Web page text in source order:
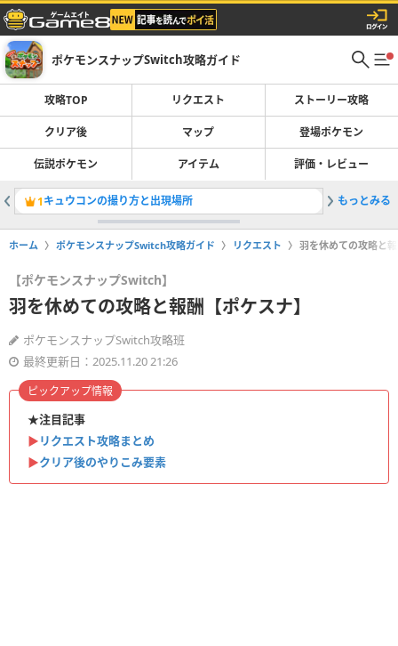
ポケモンスナップSwitch攻略ガイド
攻略TOP リクエスト ストーリー攻略
クリア後 マップ 登場ポケモン
伝説ポケモン アイテム 評価・レビュー
1キュウコンの撮り方と出現場所 2くっつ
もっとみる
ホーム ポケモンスナップSwitch攻略ガイド リクエスト 羽を休めての攻略と
【ポケモンスナップSwitch】
羽を休めての攻略と報酬【ポケスナ】
ポケモンスナップSwitch攻略班
最終更新日：2025.11.20 21:26
★注目記事
▶︎リクエスト攻略まとめ
▶︎クリア後のやりこみ要素
ピックアップ情報